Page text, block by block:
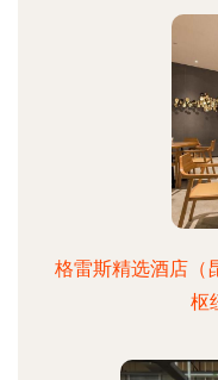
格雷斯精选酒店（
枢